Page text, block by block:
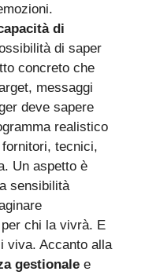
di
di saper
concreto che
messaggi
deve sapere
realistico
tecnici,
Un aspetto è
sensibilità
per chi la vivrà. E
viva. Accanto alla
gestionale e